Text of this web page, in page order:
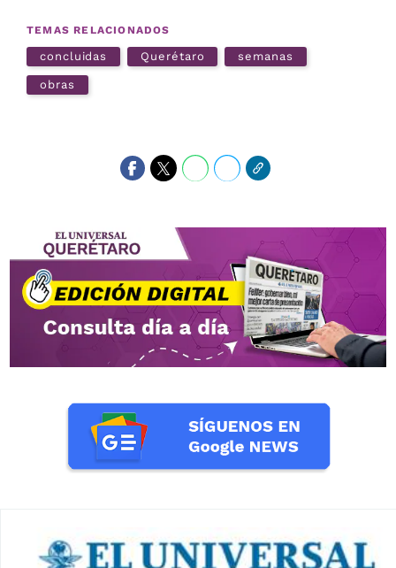
TEMAS RELACIONADOS
concluidas Querétaro semanas
obras